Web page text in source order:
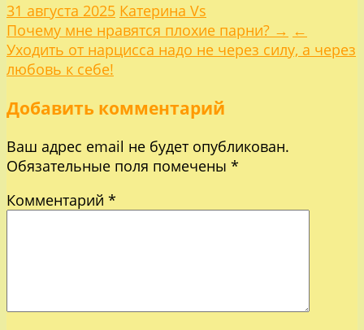
31 августа 2025 Катерина Vs
Навигация
по
записям
Почему мне нравятся плохие парни? → ←
Уходить от нарцисса надо не через силу, а через
любовь к себе!
Добавить комментарий
Ваш адрес email не будет опубликован.
Обязательные поля помечены *
Комментарий *